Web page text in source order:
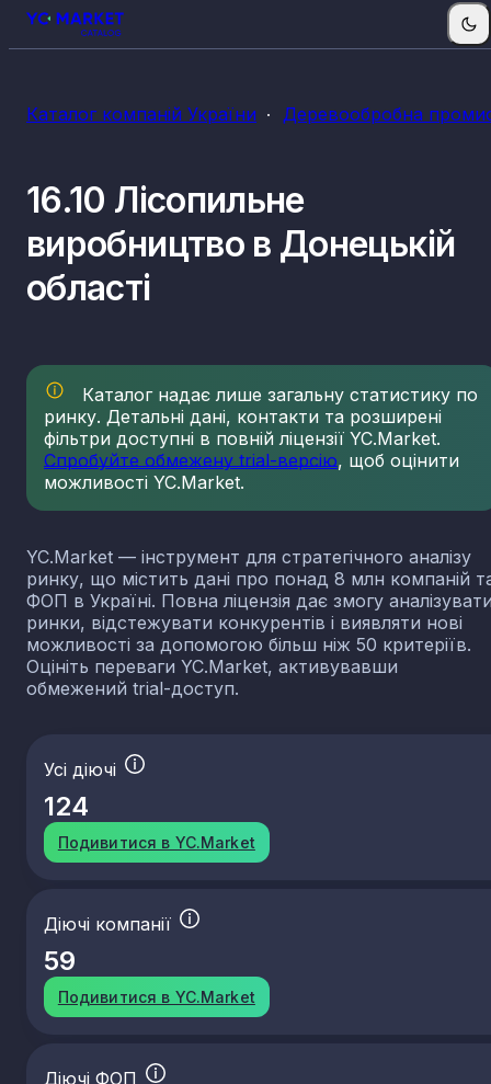
Каталог компаній України Деревообробна
16.10 Лісопильне
виробництво в Донецькій
області
Каталог надає лише загальну статистику по
ринку. Детальні дані, контакти та розширені
фільтри доступні в повній ліцензії YC.Market.
Спробуйте обмежену trial-версію, щоб оцінити
можливості YC.Market.
YC.Market — інструмент для стратегічного аналізу
ринку, що містить дані про понад 8 млн компаній
ФОП в Україні. Повна ліцензія дає змогу
ринки, відстежувати конкурентів і виявляти нові
можливості за допомогою більш ніж 50 критеріїв.
Оцініть переваги YC.Market, активувавши
обмежений trial-доступ.
Усі діючі
124
Подивитися в YC.Market
Діючі компанії
59
Подивитися в YC.Market
Діючі ФОП